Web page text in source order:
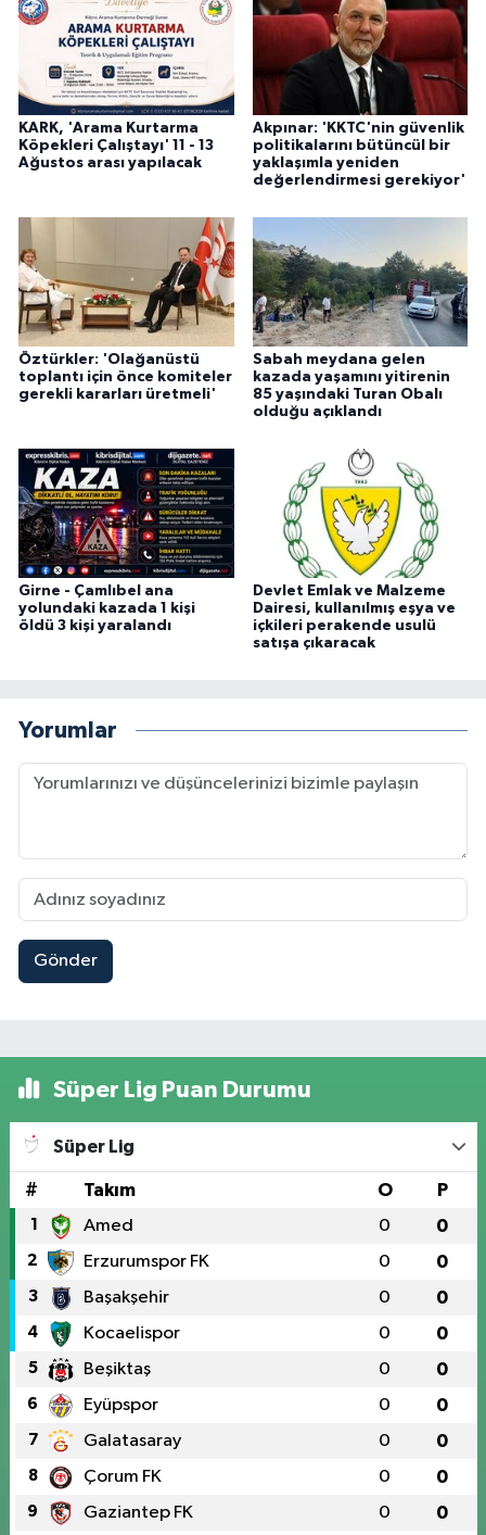
KARK, 'Arama Kurtarma
Köpekleri Çalıştayı' 11 - 13
Ağustos arası yapılacak
Akpınar: 'KKTC'nin güvenlik
politikalarını bütüncül bir
yaklaşımla yeniden
değerlendirmesi gerekiyor'
Öztürkler: 'Olağanüstü
toplantı için önce komiteler
gerekli kararları üretmeli'
Sabah meydana gelen
kazada yaşamını yitirenin
85 yaşındaki Turan Obalı
olduğu açıklandı
Girne - Çamlıbel ana
yolundaki kazada 1 kişi
öldü 3 kişi yaralandı
Devlet Emlak ve Malzeme
Dairesi, kullanılmış eşya ve
içkileri perakende usulü
satışa çıkaracak
Yorumlar
Gönder
Süper Lig Puan Durumu
Süper Lig
# Takım O P
1 Amed 0 0
2 Erzurumspor FK 0 0
3 Başakşehir 0 0
4 Kocaelispor 0 0
5 Beşiktaş 0 0
6 Eyüpspor 0 0
7 Galatasaray 0 0
8 Çorum FK 0 0
9 Gaziantep FK 0 0